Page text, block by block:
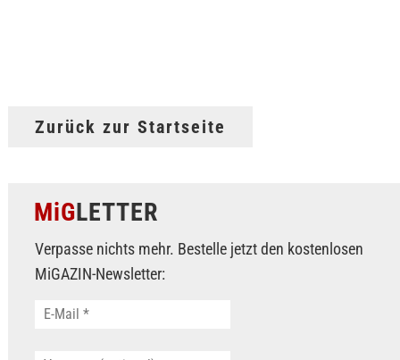
Zurück zur Startseite
MiGLETTER
Verpasse nichts mehr. Bestelle jetzt den kostenlosen
MiGAZIN-Newsletter: